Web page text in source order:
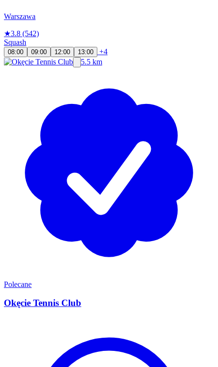
Warszawa
★3.8 (542)
Squash
08:00 09:00 12:00 13:00
+4
5.5 km
Polecane
Okęcie Tennis Club